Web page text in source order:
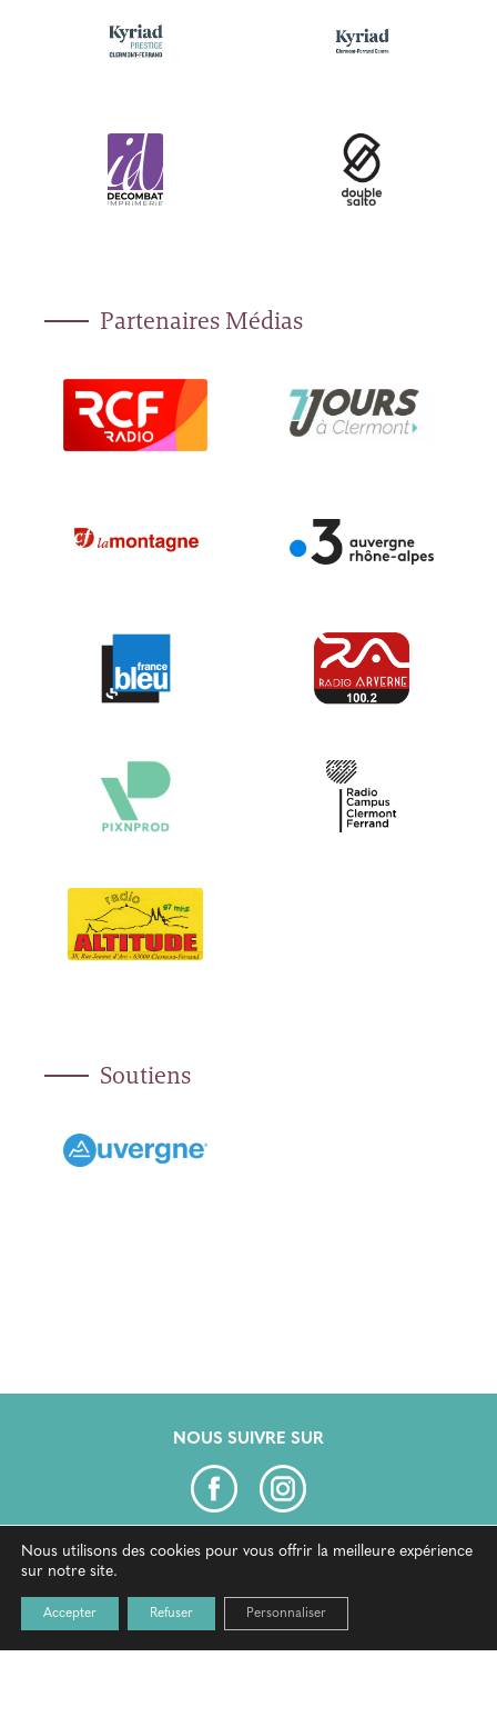
Partenaires Médias
Soutiens
NOUS SUIVRE SUR
CLERMONT AUVERGNE OPÉRA
Contact
Partenaires
Nous utilisons des cookies pour vous offrir la meilleure expérience
sur notre site.
Accepter Refuser Personnaliser